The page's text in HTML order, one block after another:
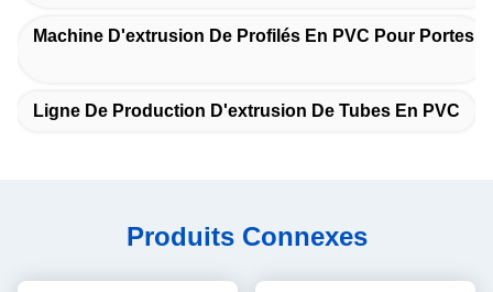
Machine D'extrusion De Profilés En PVC Pour Portes
Ligne De Production D'extrusion De Tubes En PVC
Produits Connexes